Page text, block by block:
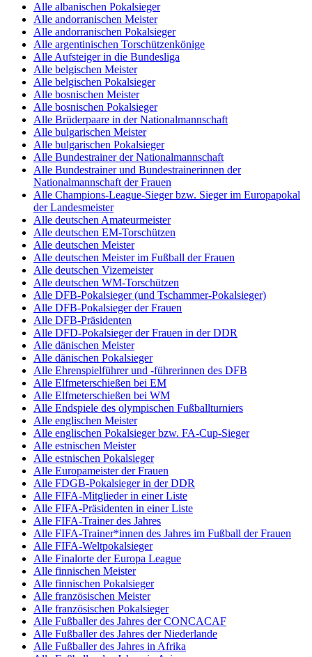
Alle albanischen Pokalsieger
Alle andorranischen Meister
Alle andorranischen Pokalsieger
Alle argentinischen Torschützenkönige
Alle Aufsteiger in die Bundesliga
Alle belgischen Meister
Alle belgischen Pokalsieger
Alle bosnischen Meister
Alle bosnischen Pokalsieger
Alle Brüderpaare in der Nationalmannschaft
Alle bulgarischen Meister
Alle bulgarischen Pokalsieger
Alle Bundestrainer der Nationalmannschaft
Alle Bundestrainer und Bundestrainerinnen der
Nationalmannschaft der Frauen
Alle Champions-League-Sieger bzw. Sieger im Europapokal
der Landesmeister
Alle deutschen Amateurmeister
Alle deutschen EM-Torschützen
Alle deutschen Meister
Alle deutschen Meister im Fußball der Frauen
Alle deutschen Vizemeister
Alle deutschen WM-Torschützen
Alle DFB-Pokalsieger (und Tschammer-Pokalsieger)
Alle DFB-Pokalsieger der Frauen
Alle DFB-Präsidenten
Alle DFD-Pokalsieger der Frauen in der DDR
Alle dänischen Meister
Alle dänischen Pokalsieger
Alle Ehrenspielführer und -führerinnen des DFB
Alle Elfmeterschießen bei EM
Alle Elfmeterschießen bei WM
Alle Endspiele des olympischen Fußballturniers
Alle englischen Meister
Alle englischen Pokalsieger bzw. FA-Cup-Sieger
Alle estnischen Meister
Alle estnischen Pokalsieger
Alle Europameister der Frauen
Alle FDGB-Pokalsieger in der DDR
Alle FIFA-Mitglieder in einer Liste
Alle FIFA-Präsidenten in einer Liste
Alle FIFA-Trainer des Jahres
Alle FIFA-Trainer*innen des Jahres im Fußball der Frauen
Alle FIFA-Weltpokalsieger
Alle Finalorte der Europa League
Alle finnischen Meister
Alle finnischen Pokalsieger
Alle französischen Meister
Alle französischen Pokalsieger
Alle Fußballer des Jahres der CONCACAF
Alle Fußballer des Jahres der Niederlande
Alle Fußballer des Jahres in Afrika